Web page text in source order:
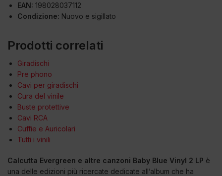
EAN: 198028037112
Condizione: Nuovo e sigillato
Prodotti correlati
Giradischi
Pre phono
Cavi per giradischi
Cura del vinile
Buste protettive
Cavi RCA
Cuffie e Auricolari
Tutti i vinili
Calcutta Evergreen e altre canzoni Baby Blue Vinyl 2 LP è
una delle edizioni più ricercate dedicate all’album che ha